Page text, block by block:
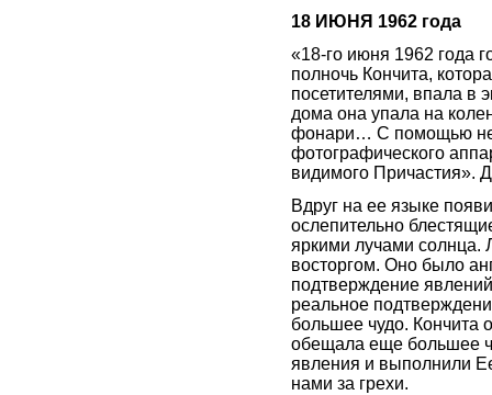
18 ИЮНЯ 1962 года
«18-го июня 1962 года
полночь Кончита,
посетителями, впала в
дома она упала на
фонари… С помощью
фотографического
видимого Причастия».
Вдруг на ее языке
ослепительно
яркими лучами солнца.
восторгом. Оно было
подтверждение
реальное
большее чудо. Кончита
обещала еще большее
явления и выполнили
нами за грехи.